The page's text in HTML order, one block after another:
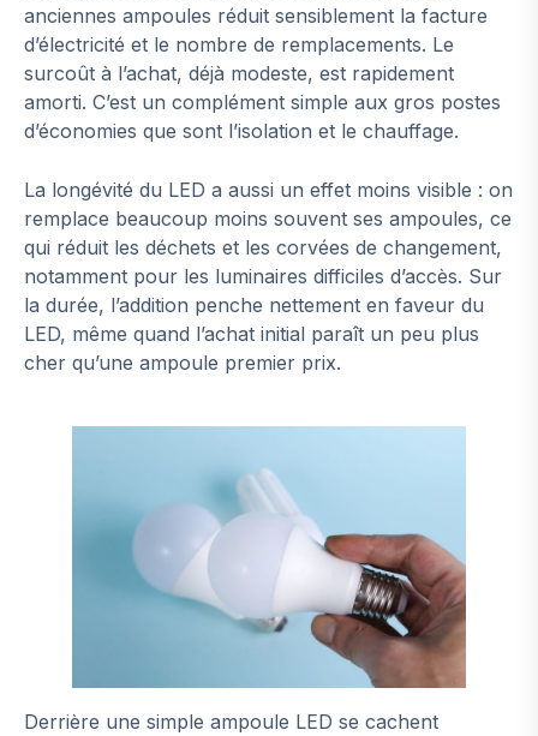
anciennes ampoules réduit sensiblement la facture
d’électricité et le nombre de remplacements. Le
surcoût à l’achat, déjà modeste, est rapidement
amorti. C’est un complément simple aux gros postes
d’économies que sont l’isolation et le chauffage.
La longévité du LED a aussi un effet moins visible : on
remplace beaucoup moins souvent ses ampoules, ce
qui réduit les déchets et les corvées de changement,
notamment pour les luminaires difficiles d’accès. Sur
la durée, l’addition penche nettement en faveur du
LED, même quand l’achat initial paraît un peu plus
cher qu’une ampoule premier prix.
Derrière une simple ampoule LED se cachent